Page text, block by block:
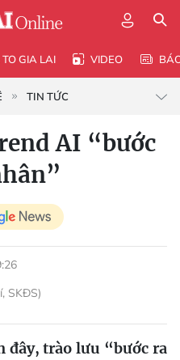
GIA LAI VIDEO
TIN TỨC
AI “bước
SKĐS)
đây, trào lưu “bước ra